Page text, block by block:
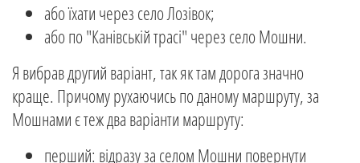
або їхати через село Лозівок;
або по "Канівській трасі" через село Мошни.
Я вибрав другий варіант, так як там дорога значно
краще. Причому рухаючись по даному маршруту, за
Мошнами є теж два варіанти маршруту:
перший: відразу за селом Мошни повернути